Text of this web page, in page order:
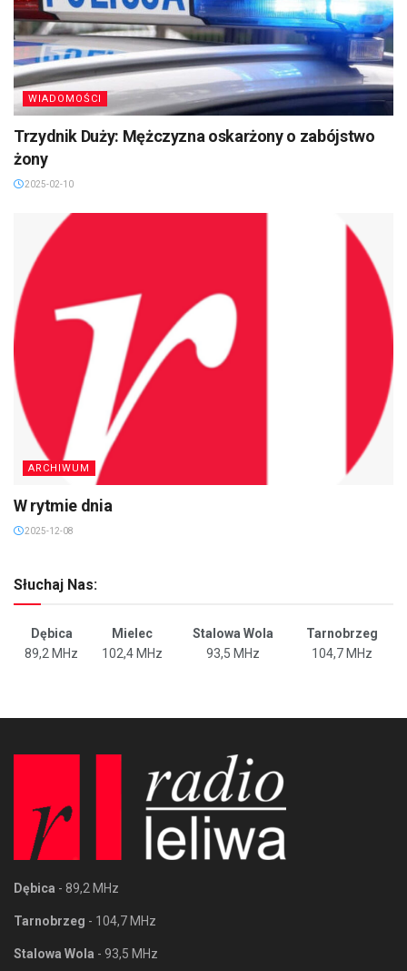
WIADOMOŚCI
Trzydnik Duży: Mężczyzna oskarżony o zabójstwo
żony
2025-02-10
ARCHIWUM
W rytmie dnia
2025-12-08
Słuchaj Nas:
Dębica Mielec Stalowa Wola
Tarnobrzeg
89,2 MHz
102,4 MHz 93,5 MHz 104,7 MHz
Dębica - 89,2 MHz
Tarnobrzeg - 104,7 MHz
Stalowa Wola - 93,5 MHz